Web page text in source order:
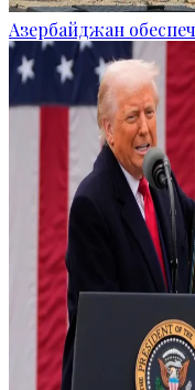
Азербайджан